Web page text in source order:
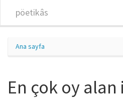
pöetikâs
Ana sayfa
En çok oy alan